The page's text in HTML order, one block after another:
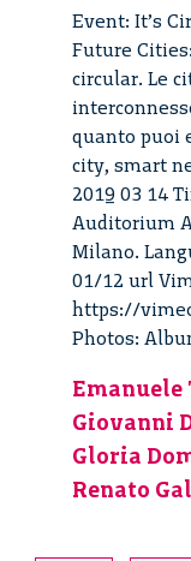
Event: It’s
Future
circular. Le
quanto puoi
city, smart
2019 03 14
Auditorium
Milano.
01/12 url
https://
Photos:
Emanuele
Giovanni
Gloria
Renato